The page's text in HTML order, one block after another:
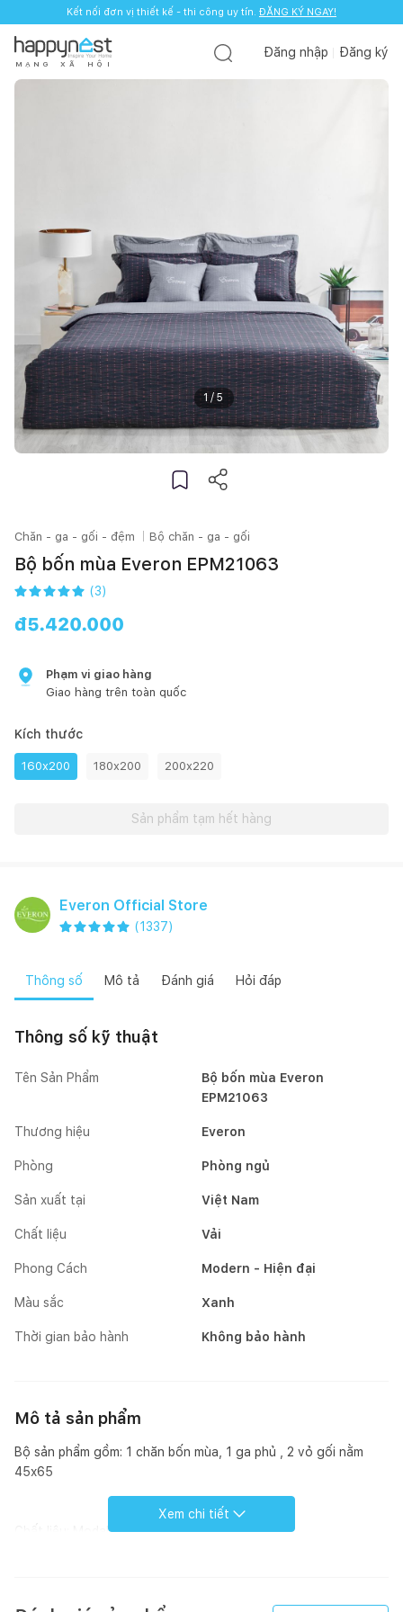
Kết nối đơn vị thiết kế - thi công uy tín. ĐĂNG KÝ NGAY!
M Ạ N G X Ã H Ộ I
Đăng nhập Đăng ký
1 /5
Chăn - ga - gối - đệm Bộ chăn - ga - gối
Bộ bốn mùa Everon EPM21063
(3)
đ5.420.000
Phạm vi giao hàng
Giao hàng trên toàn quốc
Kích thước
160x200 180x200 200x220
Sản phẩm tạm hết hàng
Everon Official Store
(1337)
Thông số Mô tả Đánh giá Hỏi đáp
Thông số kỹ thuật
Tên Sản Phẩm
Bộ bốn mùa Everon
EPM21063
Thương hiệu Everon
Phòng Phòng ngủ
Sản xuất tại Việt Nam
Chất liệu Vải
Phong Cách Modern - Hiện đại
Màu sắc Xanh
Thời gian bảo hành Không bảo hành
Mô tả sản phẩm
Bộ sản phẩm gồm: 1 chăn bốn mùa, 1 ga phủ , 2 vỏ gối nằm
45x65
Chất liệu: Modal
Xem chi tiết